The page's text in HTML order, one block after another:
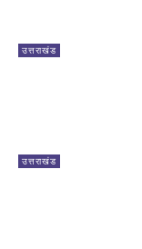
उत्तराखंड
उत्तराखंड